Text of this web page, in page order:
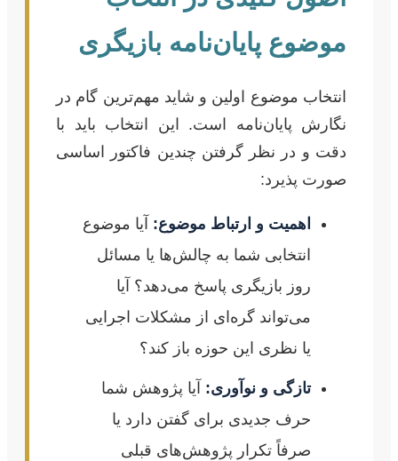
موضوع پایان‌نامه بازیگری
انتخاب موضوع اولین و شاید مهم‌ترین گام در
نگارش پایان‌نامه است. این انتخاب باید با
دقت و در نظر گرفتن چندین فاکتور اساسی
صورت پذیرد:
اهمیت و ارتباط موضوع: آیا موضوع
انتخابی شما به چالش‌ها یا مسائل
روز بازیگری پاسخ می‌دهد؟ آیا
می‌تواند گره‌ای از مشکلات اجرایی
یا نظری این حوزه باز کند؟
تازگی و نوآوری: آیا پژوهش شما
حرف جدیدی برای گفتن دارد یا
صرفاً تکرار پژوهش‌های قبلی